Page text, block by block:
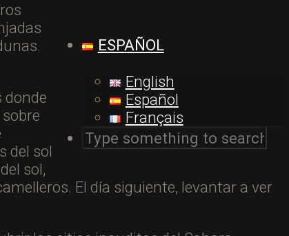
ESPAÑOL
English
Español
Français
donde
del sol
sol,
El día siguiente, levantar a ver